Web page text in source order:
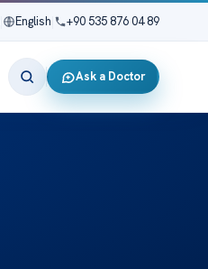
English +90 535 876 04 89
Ask a Doctor